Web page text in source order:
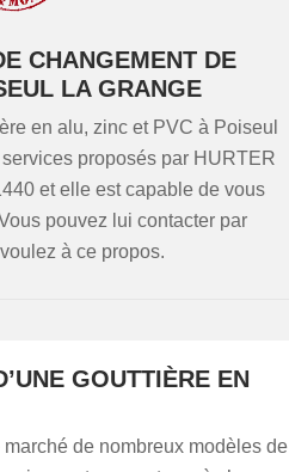
CHANGEMENT DE
LA GRANGE
en alu, zinc et PVC à Poiseul
proposés par HURTER
et elle est capable de vous
pouvez lui contacter par
à ce propos.
GOUTTIÈRE EN
de nombreux modèles de